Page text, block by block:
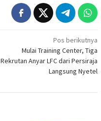
Pos berikutnya
Mulai Training Center, Tiga
Rekrutan Anyar LFC dari Persiraja
Langsung Nyetel